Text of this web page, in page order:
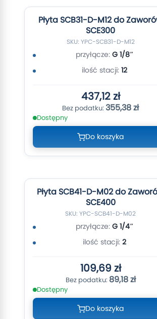
Płyta SCB31-D-M12 do
SCE300
SKU: YPC-SCB31-D-M12
przyłącze: G 1/8″
ilość stacji: 12
437,12 zł
355,38 zł
Dostępny
Do koszyka
Płyta SCB41-D-M02 do
SCE400
SKU: YPC-SCB41-D-M02
przyłącze: G 1/4″
ilość stacji: 2
109,69 zł
89,18 zł
Dostępny
Do koszyka